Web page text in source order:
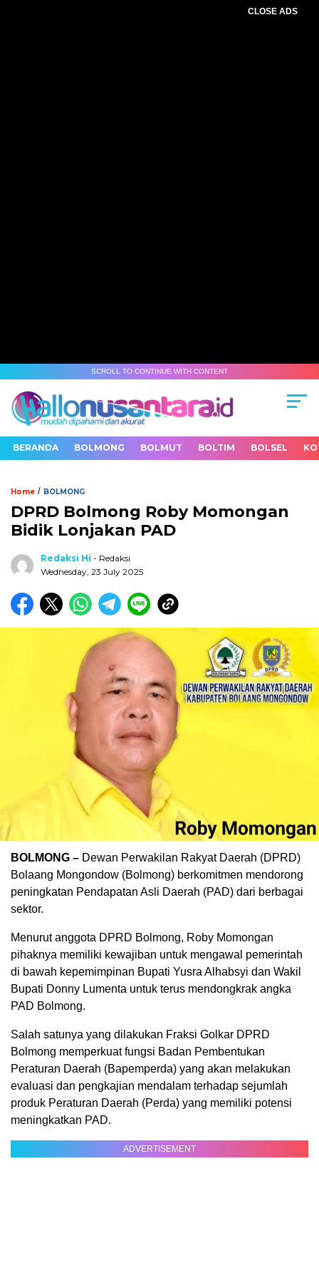
CLOSE ADS
SCROLL TO CONTINUE WITH CONTENT
BERANDA BOLMONG BOLMUT BOLTIM BOLSEL
Home / BOLMONG
DPRD Bolmong Roby Momongan
Bidik Lonjakan PAD
Redaksi Hi - Redaksi
Wednesday, 23 July 2025
BOLMONG – Dewan Perwakilan Rakyat Daerah (DPRD)
Bolaang Mongondow (Bolmong) berkomitmen mendorong
peningkatan Pendapatan Asli Daerah (PAD) dari berbagai
sektor.
Menurut anggota DPRD Bolmong, Roby Momongan
pihaknya memiliki kewajiban untuk mengawal pemerintah
di bawah kepemimpinan Bupati Yusra Alhabsyi dan Wakil
Bupati Donny Lumenta untuk terus mendongkrak angka
PAD Bolmong.
Salah satunya yang dilakukan Fraksi Golkar DPRD
Bolmong memperkuat fungsi Badan Pembentukan
Peraturan Daerah (Bapemperda) yang akan melakukan
evaluasi dan pengkajian mendalam terhadap sejumlah
produk Peraturan Daerah (Perda) yang memiliki potensi
meningkatkan PAD.
ADVERTISEMENT